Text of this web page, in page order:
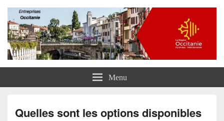
Entreprises Occitanie
Menu
Quelles sont les options disponibles